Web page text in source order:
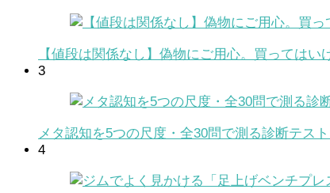
【値段は関係なし】偽物にご用心。買っては
3
メタ認知を5つの尺度・全30問で測る診断テスト
4